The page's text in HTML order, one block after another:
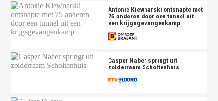
Antonie Kiewnarski ontsnapte met
75 anderen door een tunnel uit
een krijgsgevangenkamp
Casper Naber springt uit
zolderraam Scholtenhuis